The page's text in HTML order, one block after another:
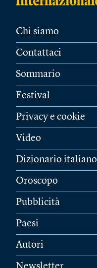
Chi siamo
Contattaci
Sommario
Festival
Privacy e cookie
Video
Dizionario italiano
Oroscopo
Pubblicità
Paesi
Autori